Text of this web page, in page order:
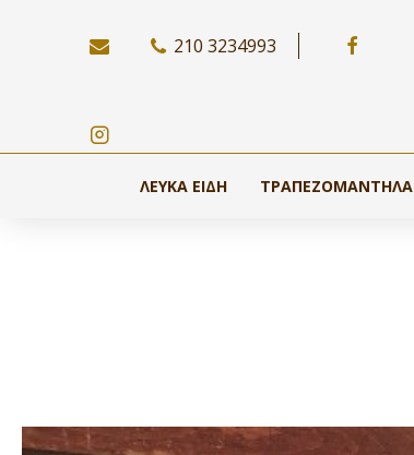
210 3234993
ΛΕΥΚΆ ΕΊΔΗ ΤΡΑΠΕΖΟΜΆΝΤΗΛΑ